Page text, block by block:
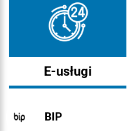
E-usługi
BIP